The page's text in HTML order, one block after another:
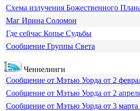
Схема излучения Божественного
Маг Ирина Соломон
Где сейчас Копье Судьбы
Сообщение Группы Света
Ченнелинги
Сообщение от Мэтью Уорда от 2
Сообщение от Мэтью Уорда от 2
Сообщение от Мэтью Уорда от 3 марта